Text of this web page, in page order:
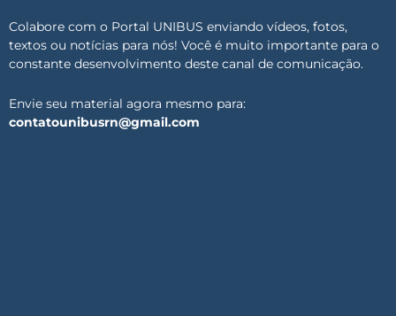
Colabore com o Portal UNIBUS enviando vídeos, fotos,
textos ou notícias para nós! Você é muito importante para o
constante desenvolvimento deste canal de comunicação.
Envie seu material agora mesmo para:
contatounibusrn@gmail.com